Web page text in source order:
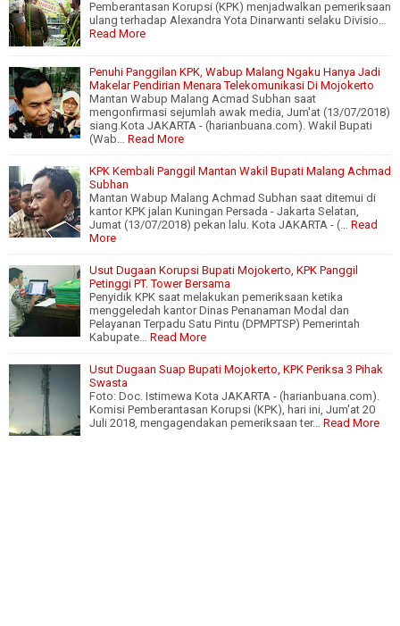
Pemberantasan Korupsi (KPK) menjadwalkan pemeriksaan
ulang terhadap Alexandra Yota Dinarwanti selaku Divisio…
Read More
Penuhi Panggilan KPK, Wabup Malang Ngaku Hanya Jadi
Makelar Pendirian Menara Telekomunikasi Di Mojokerto
Mantan Wabup Malang Acmad Subhan saat
mengonfirmasi sejumlah awak media, Jum'at (13/07/2018)
siang.Kota JAKARTA - (harianbuana.com). Wakil Bupati
(Wab… Read More
KPK Kembali Panggil Mantan Wakil Bupati Malang Achmad
Subhan
Mantan Wabup Malang Achmad Subhan saat ditemui di
kantor KPK jalan Kuningan Persada - Jakarta Selatan,
Jumat (13/07/2018) pekan lalu. Kota JAKARTA - (… Read
More
Usut Dugaan Korupsi Bupati Mojokerto, KPK Panggil
Petinggi PT. Tower Bersama
Penyidik KPK saat melakukan pemeriksaan ketika
menggeledah kantor Dinas Penanaman Modal dan
Pelayanan Terpadu Satu Pintu (DPMPTSP) Pemerintah
Kabupate… Read More
Usut Dugaan Suap Bupati Mojokerto, KPK Periksa 3 Pihak
Swasta
Foto: Doc. Istimewa Kota JAKARTA - (harianbuana.com).
Komisi Pemberantasan Korupsi (KPK), hari ini, Jum'at 20
Juli 2018, mengagendakan pemeriksaan ter… Read More